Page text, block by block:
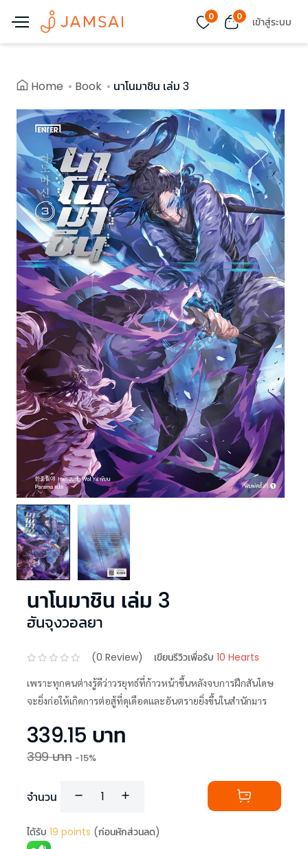
0 0 เข้าสู่ระบบ
Home Book นาโนมาชิน เล่ม 3
นาโนมาชิน เล่ม 3
ฮันจุงวอลยา
(0 Review) เขียนรีวิวเพื่อรับ 10 Hearts
เพราะทุกคนต่างรู้ดีว่าวรยุทธ์ที่ก้าวหน้าขึ้นหลังจบการฝึกสันโดษ
จะยิ่งก่อให้เกิดการต่อสู้ที่ดุเดือดและอันตรายยิ่งขึ้นในสำนักมาร
339.15 บาท
399บาท -15%
จำนวน
ได้รับ 19 points (ก่อนหักส่วนลด)